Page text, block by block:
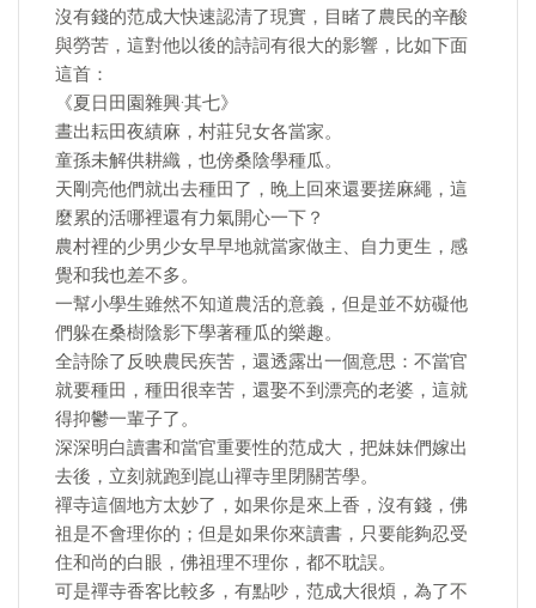
沒有錢的范成大快速認清了現實，目睹了農民的辛酸
與勞苦，這對他以後的詩詞有很大的影響，比如下面
這首：
《夏日田園雜興·其七》
晝出耘田夜績麻，村莊兒女各當家。
童孫未解供耕織，也傍桑陰學種瓜。
天剛亮他們就出去種田了，晚上回來還要搓麻繩，這
麼累的活哪裡還有力氣開心一下？
農村裡的少男少女早早地就當家做主、自力更生，感
覺和我也差不多。
一幫小學生雖然不知道農活的意義，但是並不妨礙他
們躲在桑樹陰影下學著種瓜的樂趣。
全詩除了反映農民疾苦，還透露出一個意思：不當官
就要種田，種田很幸苦，還娶不到漂亮的老婆，這就
得抑鬱一輩子了。
深深明白讀書和當官重要性的范成大，把妹妹們嫁出
去後，立刻就跑到崑山禪寺里閉關苦學。
禪寺這個地方太妙了，如果你是來上香，沒有錢，佛
祖是不會理你的；但是如果你來讀書，只要能夠忍受
住和尚的白眼，佛祖理不理你，都不耽誤。
可是禪寺香客比較多，有點吵，范成大很煩，為了不